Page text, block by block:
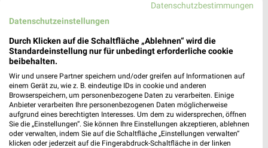
Kaiserstraße 35
51643 Gummersbach
Heute 09:30 - 18:00 Uhr |
434,59 km
DEICHMANN Sankt Augustin
Rathausallee 16
53757 Sankt Augustin
Datenschutzbestimmungen
Datenschutzeinstellungen
Durch Klicken auf die Schaltfläche „Ablehnen“ wird die
Standardeinstellung nur für unbedingt erforderliche cookie
beibehalten.
Wir und unsere Partner speichern und/oder greifen auf Informationen auf
einem Gerät zu, wie z. B. eindeutige IDs in cookie und anderen
Browserspeichern, um personenbezogene Daten zu verarbeiten. Einige
Anbieter verarbeiten Ihre personenbezogenen Daten möglicherweise
aufgrund eines berechtigten Interesses. Um dem zu widersprechen, öffnen
Sie die „Einstellungen“. Sie können Ihre Einstellungen akzeptieren, ablehnen
oder verwalten, indem Sie auf die Schaltfläche „Einstellungen verwalten“
klicken oder jederzeit auf die Fingerabdruck-Schaltfläche in der linken